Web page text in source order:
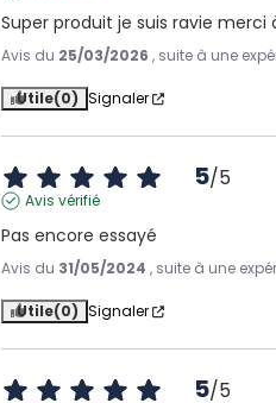
Super produit je suis ravie merci
Avis du 25/03/2026 , suite à une
Utile(0) Signaler
5/5
Avis vérifié
Pas encore essayé
Avis du 31/05/2024 , suite à une
Utile(0) Signaler
5/5